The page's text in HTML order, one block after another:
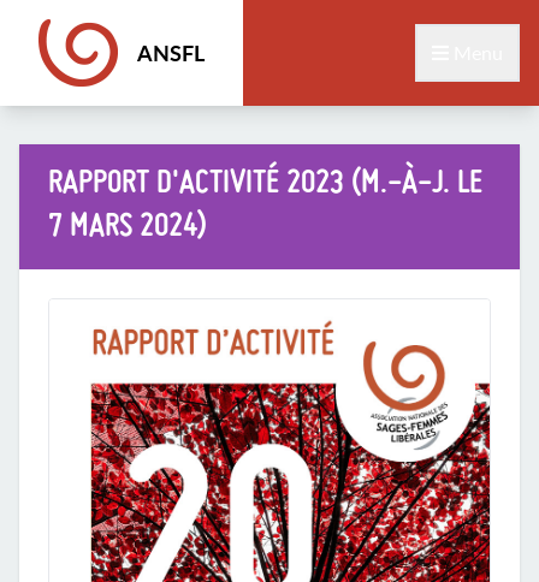
ANSFL
RAPPORT D'ACTIVITÉ 2023 (M.-À-J. LE
7 MARS 2024)